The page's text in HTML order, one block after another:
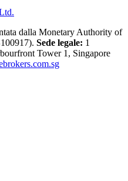
dalla Monetary Authority of
Sede legale: 1
Tower 1, Singapore